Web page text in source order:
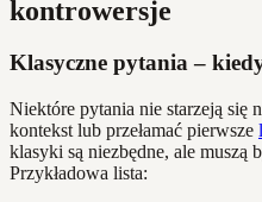
kontrowersje
Klasyczne pytania –
Niektóre pytania nie starzeją się
kontekst lub przełamać pierwsze
klasyki są niezbędne, ale muszą
Przykładowa lista: